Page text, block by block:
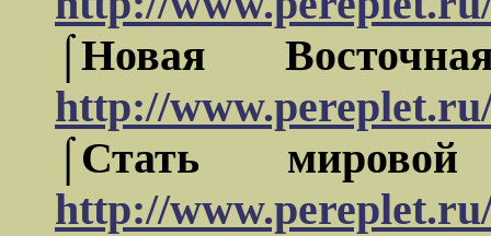
⌠Новая
http://
⌠Стать
http://